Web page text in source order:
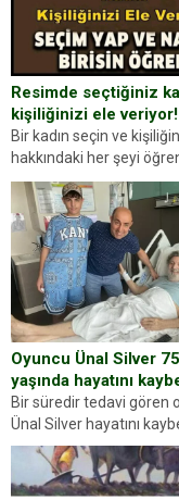
Resimde seçtiğiniz
kişiliğinizi ele veriyor!
Bir kadın seçin ve
hakkındaki her şeyi
kez karşınıza oldukça
kişilik testiyle
gördüğünüz kadın
dikkatinizi en...
Oyuncu Ünal Silver 75
yaşında hayatını
Bir süredir tedavi gören
Ünal Silver hayatını
Haberi, oyuncunun
ajansı duyurdu. Renda
sosyal medya